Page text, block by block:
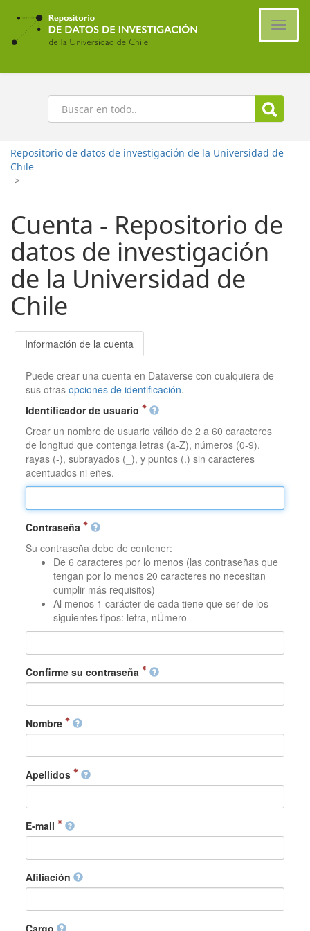
Ir
contenido
principal
Buscar
Repositorio de datos de investigación de la Universidad de
Chile
>
Cuenta - Repositorio de
datos de investigación
de la Universidad de
Chile
Información de la cuenta
Puede crear una cuenta en Dataverse con cualquiera de
sus otrasopciones de identificación.
Identificador de usuario
Crear un nombre de usuario válido de 2 a 60 caracteres
de longitud que contenga letras (a-Z), números (0-9),
rayas (-), subrayados (_), y puntos (.) sin caracteres
acentuados ni eñes.
Contraseña
Su contraseña debe de contener:
De 6 caracteres por lo menos (las contraseñas que
tengan por lo menos 20 caracteres no necesitan
cumplir más requisitos)
Al menos 1 carácter de cada tiene que ser de los
siguientes tipos: letra, nÚmero
Confirme su contraseña
Nombre
Apellidos
E-mail
Afiliación
Cargo